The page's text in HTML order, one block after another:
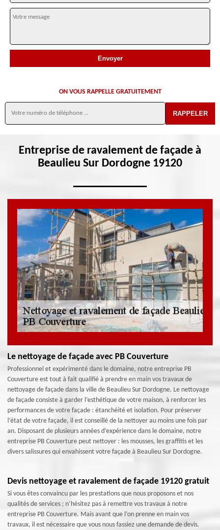
ON VOUS RAPPELLE GRATUITEMENT
Entreprise de ravalement de façade à
Beaulieu Sur Dordogne 19120
Le nettoyage de façade avec PB Couverture
Professionnel et expérimenté dans le domaine, notre entreprise PB
Couverture est tout à fait qualifié à prendre en main vos travaux de
nettoyage de façade dans la ville de Beaulieu Sur Dordogne. Le nettoyage
de façade consiste à garder l’esthétique de votre maison, à renforcer les
performances de votre façade : étanchéité et isolation. Pour préserver
l’état de votre façade, il est conseillé de la nettoyer au moins une fois par
an. Disposant de plusieurs années d’expérience dans le domaine, notre
entreprise PB Couverture peut nettoyer : les mousses, les graffitis et les
divers salissures qui envahissent votre façade à Beaulieu Sur Dordogne.
Devis nettoyage et ravalement de façade 19120 gratuit
Si vous êtes convaincu par les prestations que nous proposons et nos
qualités de services ; n’hésitez pas à remettre vos travaux à notre
entreprise PB Couverture. Mais avant que l’on prenne en main vos
travaux, il est nécessaire que vous nous fassiez une demande de devis.